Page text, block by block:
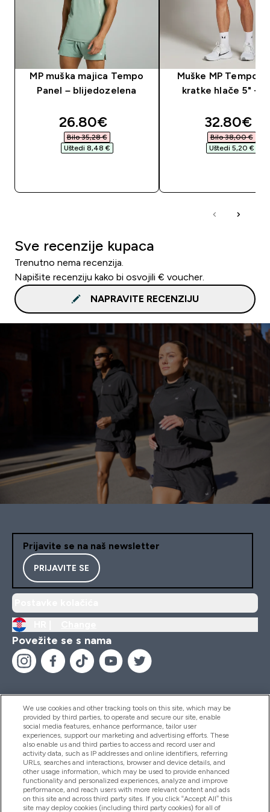
MP muška majica Tempo
Panel – blijedozelena
discounted price
26.80€‎
Bilo 35,28 €‎
Uštedi 8,48 €‎
Muške MP Tempo
kratke hlače 5" -
32.80€‎
Bilo 38,00 €‎
Uštedi 5,20 €‎
Sve recenzije kupaca
Trenutno nema recenzija.
Napišite recenziju kako bi osvojili € voucher.
NAPRAVITE RECENZIJU
Prijavite se na naš newsletter
PRIJAVITE SE
Povežite se s nama
Pomoć I Informacije
Proizvodi
Informacije O Tvrtki
We use cookies and other tracking tools on this site, which may be
provided by third parties, to operate and secure our site, enable
social media features, enhance performance, tailor user
experiences, support our marketing and advertising efforts. These
also enable us and third parties to access and record user and
activity data, such as IP addresses and online identifiers, referring
URLs, searches and interactions, browser and device details, and
other usage information, which may be used to provide enhanced
functionality and personalized experiences, analyze and improve
performance, and reach users with more relevant content and ads
on this site and across third party sites. If you click “Accept All” this
site may deploy cookies (including third party cookies) for all of